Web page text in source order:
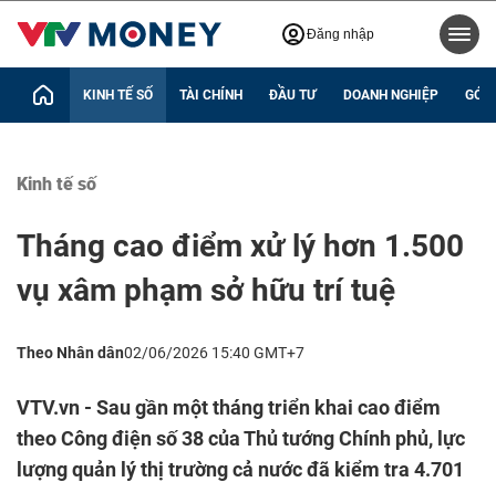
Đăng nhập
KINH TẾ SỐ TÀI CHÍNH ĐẦU TƯ DOANH NGHIỆP GÓC
Kinh tế số
Tháng cao điểm xử lý hơn 1.500
vụ xâm phạm sở hữu trí tuệ
Theo Nhân dân02/06/2026 15:40 GMT+7
VTV.vn - Sau gần một tháng triển khai cao điểm
theo Công điện số 38 của Thủ tướng Chính phủ, lực
lượng quản lý thị trường cả nước đã kiểm tra 4.701